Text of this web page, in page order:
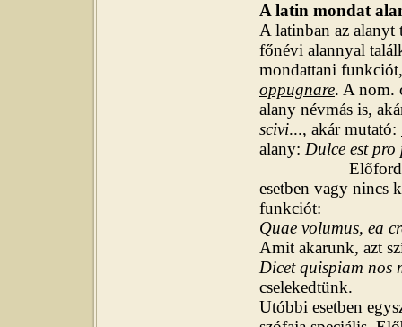
A latin mondat
A latinban az
főnévi alannyal
mondattani
oppugnare. A nom.
alany névmás is,
scivi..., akár mutató:
alany: Dulce est
Előfordul, hogy
esetben vagy nincs
funkciót:
Quae volumus, ea
Amit akarunk, azt
Dicet quispiam nos
cselekedtünk.
Utóbbi esetben